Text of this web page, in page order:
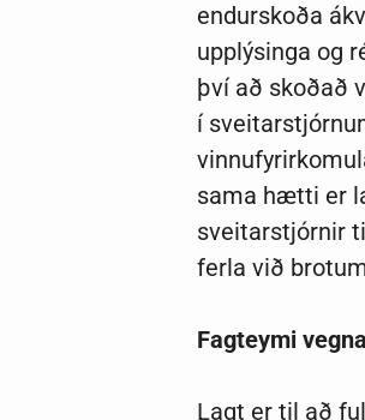
endurskoða
upplýsinga og
því að skoðað
í
sama hætti er
sveitarstjórnir
ferla við
Fagteymi
Lagt er til að